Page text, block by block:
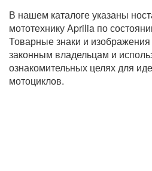
В нашем каталоге указаны
мототехнику Aprilia по
Товарные знаки и
законным владельцам и
ознакомительных целях для
мотоциклов.